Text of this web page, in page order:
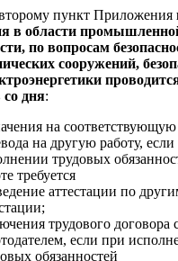
пункт Приложения
в области
по вопросам
сооружений,
со дня:
на
на другую работу,
трудовых
требуется
аттестации по
трудового договора
если при
обязанностей